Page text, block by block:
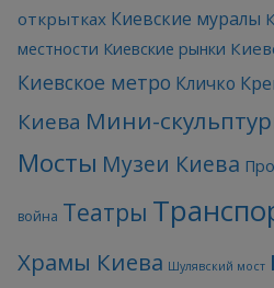
открытках Киевские муралы
местности Киевские рынки
Киевское метро Кличко
Киева Мини-
Мосты Музеи Киева
война Театры
Храмы Киева Шулявский мост